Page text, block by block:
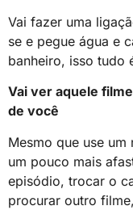
Vai fazer uma
se e pegue água e
banheiro, isso tudo
Vai ver aquele
de você
Mesmo que use
um pouco mais
episódio, trocar o
procurar outro